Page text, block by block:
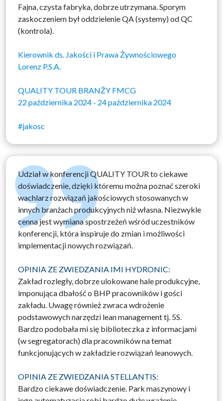
Fajna, czysta fabryka, dobrze utrzymana. Sporym
zaskoczeniem był oddzielenie QA (systemy) od QC
(kontrola).
Kierownik ds. Jakości i Prawa Żywnościowego
Lorenz P.S.A.
QUALITY TOUR BRANŻY FMCG
22 października 2024 - 24 października 2024
#jakosc
Udział w konferencji QUALITY TOUR to ciekawe
doświadczenie, dzięki któremu można poznać szeroki
wachlarz rozwiązań jakościowych stosowanych w
innych branżach produkcyjnych niż własna. Niezwykle
cenna jest wymiana spostrzeżeń wśród uczestników
konferencji, która inspiruje do zmian i możliwości
implementacji nowych rozwiązań.
OPINIA ZE ZWIEDZANIA IMI HYDRONIC:
Zakład rozległy, dobrze ulokowane hale produkcyjne,
imponująca dbałość o BHP pracowników i gości
zakładu. Uwagę również zwraca wdrożenie
podstawowych narzędzi lean management tj. 5S.
Bardzo podobała mi się biblioteczka z informacjami
(w segregatorach) dla pracowników na temat
funkcjonujących w zakładzie rozwiązań leanowych.
OPINIA ZE ZWIEDZANIA STELLANTIS:
Bardzo ciekawe doświadczenie. Park maszynowy i